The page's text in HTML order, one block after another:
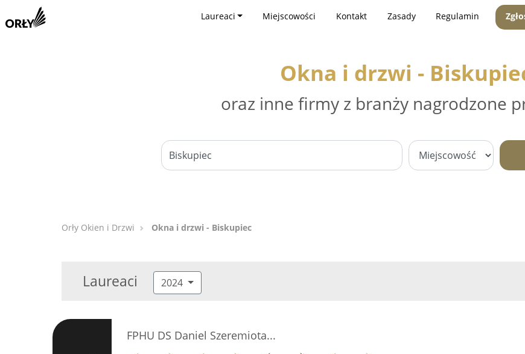
Laureaci Miejscowości Kontakt Zasady Regulamin
Okna i drzwi -
oraz inne firmy z branży nagrodzone
Orły Okien i Drzwi Okna i drzwi - Biskupiec
Laureaci 2024
FPHU DS Daniel Szeremiota...